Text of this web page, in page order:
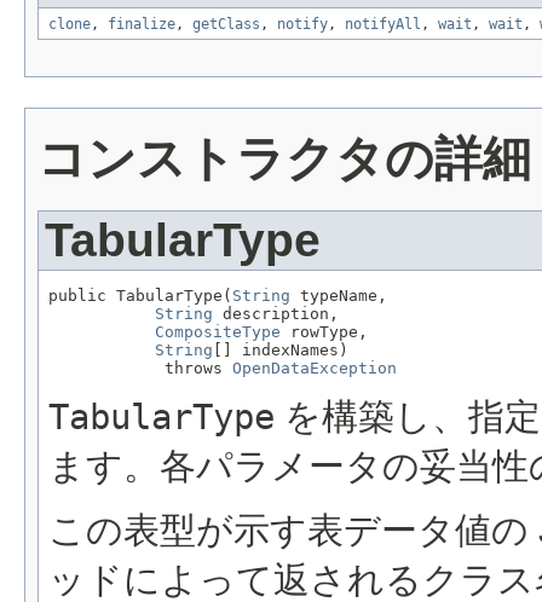
clone, finalize, getClass , notify, notifyAll , wait , wait ,
コンストラクタの詳細
TabularType
public TabularType( String typeName,
String description,
CompositeType rowType,
String [] indexNames)
            throws
OpenDataException
TabularType を構築し、指
ます。各パラメータの妥当
この表型が示す表データ値
ッドによって返されるクラ